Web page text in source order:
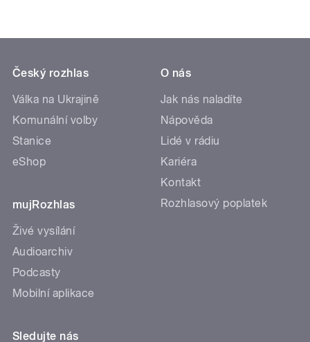
Český rozhlas
Válka na Ukrajině
Komunální volby
Stanice
eShop
mujRozhlas
Živé vysílání
Audioarchiv
Podcasty
Mobilní aplikace
O nás
Jak nás naladíte
Nápověda
Lidé v rádiu
Kariéra
Kontakt
Rozhlasový poplatek
Sledujte nás